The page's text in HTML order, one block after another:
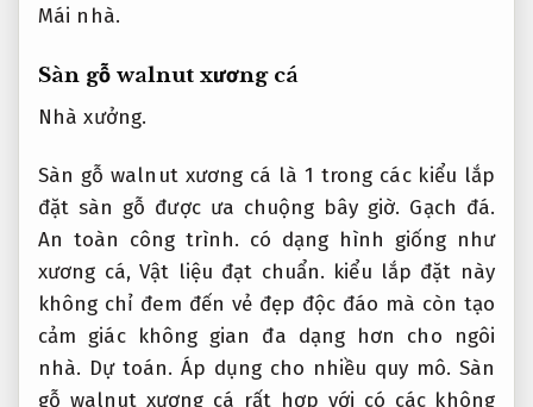
Mái nhà.
Sàn gỗ walnut xương cá
Nhà xưởng.
Sàn gỗ walnut xương cá là 1 trong các kiểu lắp
đặt sàn gỗ được ưa chuộng bây giờ. Gạch đá.
An toàn công trình. có dạng hình giống như
xương cá,Vật liệu đạt chuẩn. kiểu lắp đặt này
không chỉ đem đến vẻ đẹp độc đáo mà còn tạo
cảm giác không gian đa dạng hơn cho ngôi
nhà. Dự toán. Áp dụng cho nhiều quy mô. Sàn
gỗ walnut xương cá rất hợp với có các không